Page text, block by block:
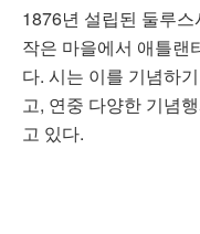
1876년 설립된 둘루
작은 마을에서 애틀랜
다. 시는 이를 기념하
고, 연중 다양한 기념
고 있다.